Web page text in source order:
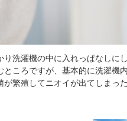
洗濯機の中に入れっぱなしに
ころですが、基本的に洗濯機
繁殖してニオイが出てしまっ